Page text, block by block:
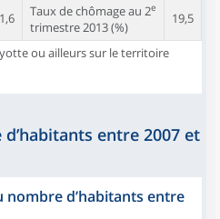
Taux de chômage au 2e
trimestre 2013 (%)
19,5
ou ailleurs sur le territoire
entre 2007 et
nombre d’habitants entre